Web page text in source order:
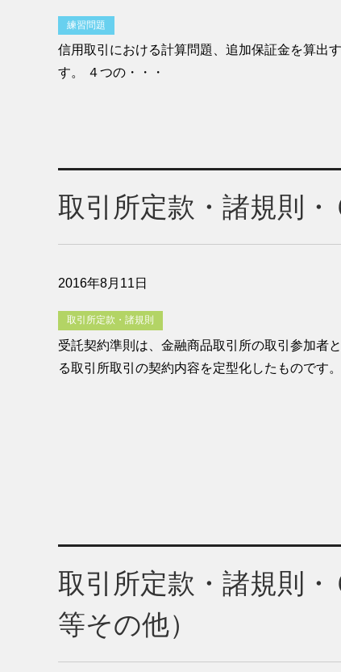
練習問題
信用取引における計算問題、追加保証金を算出
す。 ４つの・・・
取引所定款・諸規則・
2016年8月11日
取引所定款・諸規則
受託契約準則は、金融商品取引所の取引参加者
る取引所取引の契約内容を定型化したものです。
取引所定款・諸規則・
等その他）